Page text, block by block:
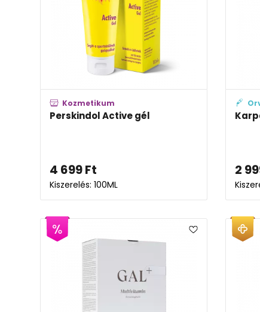
Kozmetikum
Perskindol Active gél
4 699Ft
Kiszerelés: 100ML
2